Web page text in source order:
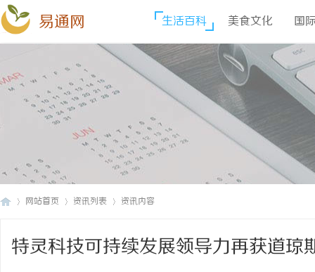
易通网 生活百科 美食文化 国
网站首页 资讯列表 资讯内容
特灵科技可持续发展领导力再获道琼